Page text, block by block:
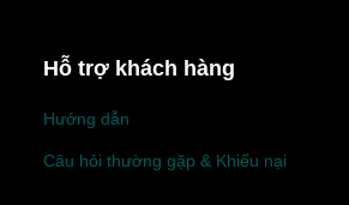
Hỗ trợ khách hàng
Hướng dẫn
Câu hỏi thường gặp & Khiếu nại